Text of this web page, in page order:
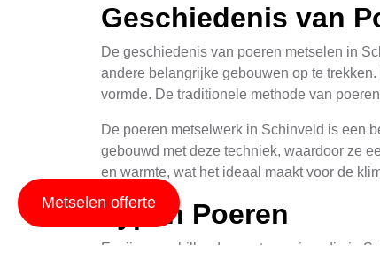
Geschiedenis van
De geschiedenis van poeren metselen in
andere belangrijke gebouwen op te
vormde. De traditionele methode van
De poeren metselwerk in Schinveld is een
gebouwd met deze techniek, waardoor ze
en warmte, wat het ideaal maakt voor de
Typen Poeren
Er zijn verschillende soorten puiers die in
Metselen offerte